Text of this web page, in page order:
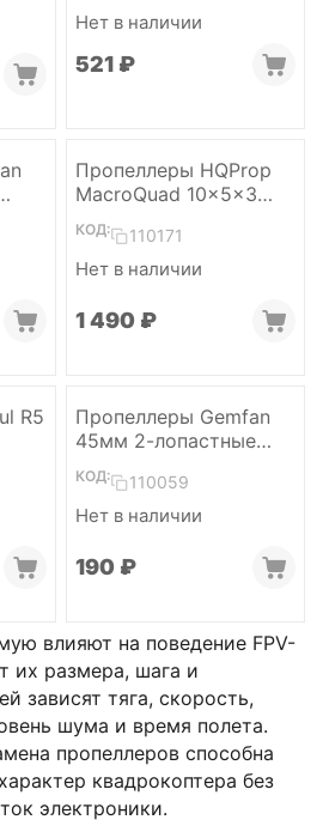
влияют на поведение FPV-
их размера, шага и
зависят тяга, скорость,
шума и время полета.
пропеллеров способна
квадрокоптера без
электроники.
Нет в наличии
‍521‍ ₽
Пропеллеры HQProp
MacroQuad 10x5x3
Black-Glass Fiber
Reinforced Nylon (2CW
+ 2CCW)
КОД: 110171
Нет в наличии
1 490 ₽
R5
Пропеллеры Gemfan
45мм 2-лопастные
1,5мм (Clear gray,
4L+4R)
КОД: 110059
Нет в наличии
‍190‍ ₽